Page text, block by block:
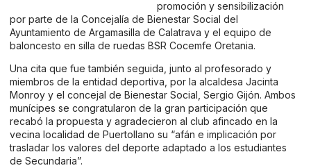
promoción y sensibilización
por parte de la Concejalía de Bienestar Social del
Ayuntamiento de Argamasilla de Calatrava y el equipo de
baloncesto en silla de ruedas BSR Cocemfe Oretania.
Una cita que fue también seguida, junto al profesorado y
miembros de la entidad deportiva, por la alcaldesa Jacinta
Monroy y el concejal de Bienestar Social, Sergio Gijón. Ambos
munícipes se congratularon de la gran participación que
recabó la propuesta y agradecieron al club afincado en la
vecina localidad de Puertollano su “afán e implicación por
trasladar los valores del deporte adaptado a los estudiantes
de Secundaria”.